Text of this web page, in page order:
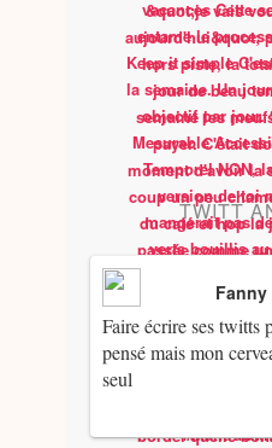
TWITT
Faire écrire ses twitts
pensé mais mon
seul